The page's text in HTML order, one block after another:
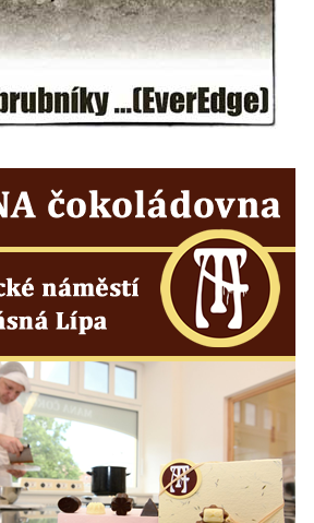
Leipzig
v ZOO Leipzig
Dresden
ZOO Dresden
Dresden
v ZOO Dresden
před vstupem do
od Lužce nad
Vltavy Vraňany
Vltavou
památník 100 let republiky